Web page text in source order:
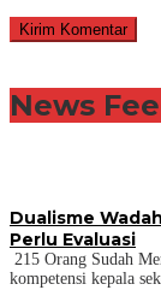
News
Dualisme
Perlu Evaluasi
215 Orang Sudah
kompetensi kepala